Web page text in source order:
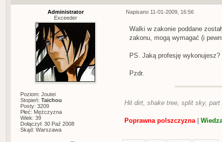
Administrator
Exceeder
Poziom: Joutei
Stopień: Taichou
Posty: 3209
Płeć: Mężczyzna
Wiek: 39
Dołączył: 30 Paź 2008
Skąd: Warszawa
Napisano 11-01-2009, 16:56
Walki w zakonie poddane
zakonu, mogą wymagać (i
PS. Jaką profesję
Pzdr.
Hit dirt, shake tree, split sky, part
Poprawna polszczyzna|